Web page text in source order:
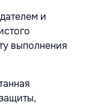
и
выполнения